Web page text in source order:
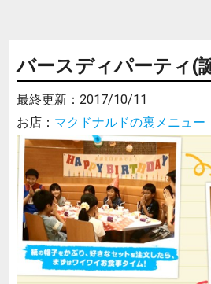
バースディパーティ(
最終更新： 2017/10/11
お店： マクドナルドの裏メニュー